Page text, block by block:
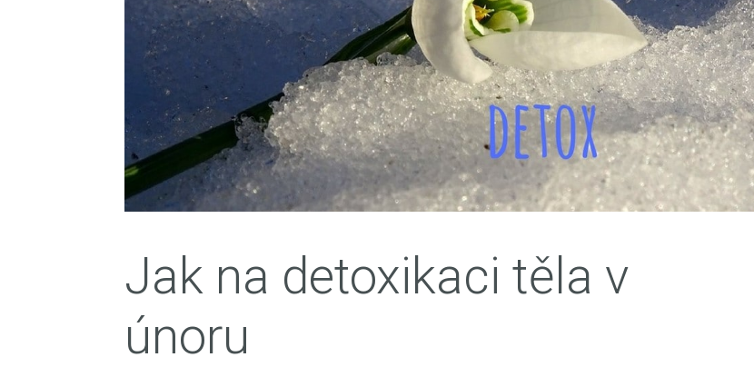
Jak na detoxikaci těla v
únoru